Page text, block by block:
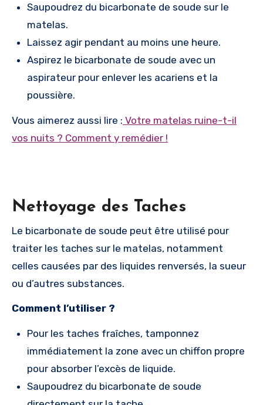
Saupoudrez du bicarbonate de soude sur le
matelas.
Laissez agir pendant au moins une heure.
Aspirez le bicarbonate de soude avec un
aspirateur pour enlever les acariens et la
poussière.
Vous aimerez aussi lire : Votre matelas ruine-t-il
vos nuits ? Comment y remédier !
Nettoyage des Taches
Le bicarbonate de soude peut être utilisé pour
traiter les taches sur le matelas, notamment
celles causées par des liquides renversés, la sueur
ou d’autres substances.
Comment l’utiliser ?
Pour les taches fraîches, tamponnez
immédiatement la zone avec un chiffon propre
pour absorber l’excès de liquide.
Saupoudrez du bicarbonate de soude